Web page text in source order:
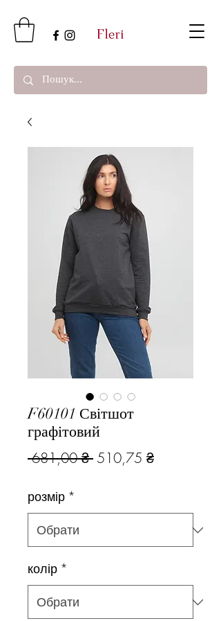
F60101 Світшот
графітовий
681,00 ₴ Звичайна
510,75 ₴За
розмір *
колір *